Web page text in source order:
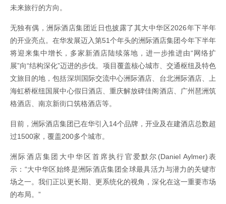
未来旅行的方向。
无独有偶，洲际酒店集团近日也披露了其大中华区2026年下半年
的开业亮点。在华发展迈入第51个年头的洲际酒店集团今年下半年
将迎来集中增长，多家新酒店陆续落地，进一步推进由“网络扩
展”向“结构深化”迈进的步伐。项目覆盖核心城市、交通枢纽及特色
文旅目的地，包括深圳国际交流中心洲际酒店、台北洲际酒店、上
海虹桥枢纽国展中心假日酒店、重庆解放碑佳阁酒店、广州琶洲筑
格酒店、南京新街口筑格酒店等。
目前，洲际酒店集团已在华引入14个品牌，开业及在建酒店总数超
过1500家，覆盖200多个城市。
洲际酒店集团大中华区首席执行官爱默尔(Daniel Aylmer)表
示：“大中华区始终是洲际酒店集团全球最具活力与潜力的关键市
场之一。我们正以更长期、更系统化的视角，深化在这一重要市场
的布局。”